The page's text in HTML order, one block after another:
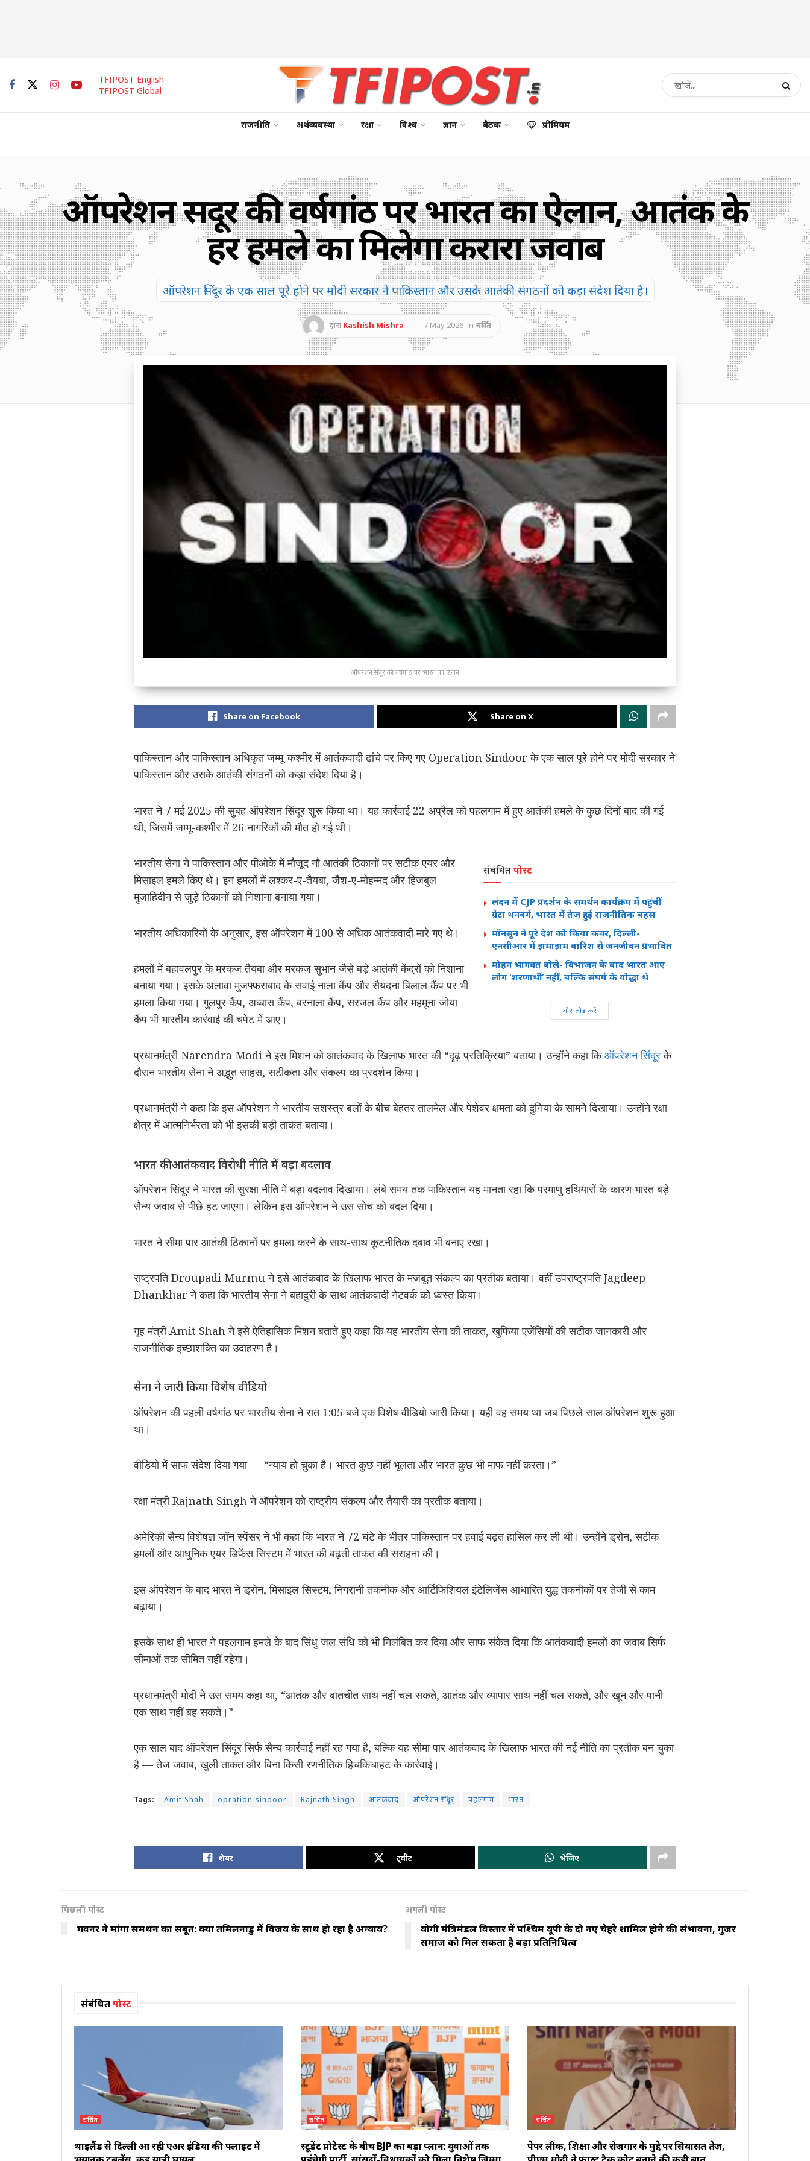
TFIPOST English
TFIPOST Global
राजनीति अर्थव्यवस्था रक्षा विश्व ज्ञान बैठक प्रीमियम
ऑपरेशन सिंदूर की वर्षगांठ पर भारत का ऐलान, आतंक के
हर हमले का मिलेगा करारा जवाब
ऑपरेशन सिंदूर के एक साल पूरे होने पर मोदी सरकार ने पाकिस्तान और उसके आतंकी संगठनों को कड़ा संदेश दिया है।
द्वारा Kashish Mishra 7 May 2026 in चर्चित
ऑपरेशन सिंदूर की वर्षगांठ पर भारत का ऐलान
Share on Facebook Share on X
पाकिस्तान और पाकिस्तान अधिकृत जम्मू-कश्मीर में आतंकवादी ढांचे पर किए गए Operation Sindoor के एक साल पूरे होने पर मोदी सरकार ने
पाकिस्तान और उसके आतंकी संगठनों को कड़ा संदेश दिया है।
भारत ने 7 मई 2025 की सुबह ऑपरेशन सिंदूर शुरू किया था। यह कार्रवाई 22 अप्रैल को पहलगाम में हुए आतंकी हमले के कुछ दिनों बाद की गई
थी, जिसमें जम्मू-कश्मीर में 26 नागरिकों की मौत हो गई थी।
संबंधितपोस्ट
लंदन में CJP प्रदर्शन के समर्थन कार्यक्रम में पहुंचीं
ग्रेटा थनबर्ग, भारत में तेज हुई राजनीतिक बहस
मॉनसून ने पूरे देश को किया कवर, दिल्ली-
एनसीआर में झमाझम बारिश से जनजीवन प्रभावित
मोहन भागवत बोले- विभाजन के बाद भारत आए
लोग ‘शरणार्थी’ नहीं, बल्कि संघर्ष के योद्धा थे
और लोड करें
भारतीय सेना ने पाकिस्तान और पीओके में मौजूद नौ आतंकी ठिकानों पर सटीक एयर और
मिसाइल हमले किए थे। इन हमलों में लश्कर-ए-तैयबा, जैश-ए-मोहम्मद और हिजबुल
मुजाहिदीन से जुड़े ठिकानों को निशाना बनाया गया।
भारतीय अधिकारियों के अनुसार, इस ऑपरेशन में 100 से अधिक आतंकवादी मारे गए थे।
हमलों में बहावलपुर के मरकज तैयबा और मरकज सुभान जैसे बड़े आतंकी केंद्रों को निशाना
बनाया गया। इसके अलावा मुजफ्फराबाद के सवाई नाला कैंप और सैयदना बिलाल कैंप पर भी
हमला किया गया। गुलपुर कैंप, अब्बास कैंप, बरनाला कैंप, सरजल कैंप और महमूना जोया
कैंप भी भारतीय कार्रवाई की चपेट में आए।
प्रधानमंत्री Narendra Modiने इस मिशन को आतंकवाद के खिलाफ भारत की “दृढ़ प्रतिक्रिया” बताया। उन्होंने कहा किऑपरेशन सिंदूरके
दौरान भारतीय सेना ने अद्भुत साहस, सटीकता और संकल्प का प्रदर्शन किया।
प्रधानमंत्री ने कहा कि इस ऑपरेशन ने भारतीय सशस्त्र बलों के बीच बेहतर तालमेल और पेशेवर क्षमता को दुनिया के सामने दिखाया। उन्होंने रक्षा
क्षेत्र में आत्मनिर्भरता को भी इसकी बड़ी ताकत बताया।
भारत की आतंकवाद विरोधी नीति में बड़ा बदलाव
ऑपरेशन सिंदूर ने भारत की सुरक्षा नीति में बड़ा बदलाव दिखाया। लंबे समय तक पाकिस्तान यह मानता रहा कि परमाणु हथियारों के कारण भारत बड़े
सैन्य जवाब से पीछे हट जाएगा। लेकिन इस ऑपरेशन ने उस सोच को बदल दिया।
भारत ने सीमा पार आतंकी ठिकानों पर हमला करने के साथ-साथ कूटनीतिक दबाव भी बनाए रखा।
राष्ट्रपतिDroupadi Murmuने इसे आतंकवाद के खिलाफ भारत के मजबूत संकल्प का प्रतीक बताया। वहीं उपराष्ट्रपतिJagdeep
Dhankhar ने कहा कि भारतीय सेना ने बहादुरी के साथ आतंकवादी नेटवर्क को ध्वस्त किया।
गृह मंत्रीAmit Shahने इसे ऐतिहासिक मिशन बताते हुए कहा कि यह भारतीय सेना की ताकत, खुफिया एजेंसियों की सटीक जानकारी और
राजनीतिक इच्छाशक्ति का उदाहरण है।
सेना ने जारी किया विशेष वीडियो
ऑपरेशन की पहली वर्षगांठ पर भारतीय सेना ने रात 1:05 बजे एक विशेष वीडियो जारी किया। यही वह समय था जब पिछले साल ऑपरेशन शुरू हुआ
था।
वीडियो में साफ संदेश दिया गया — “न्याय हो चुका है। भारत कुछ नहीं भूलता और भारत कुछ भी माफ नहीं करता।”
रक्षा मंत्रीRajnath Singhने ऑपरेशन को राष्ट्रीय संकल्प और तैयारी का प्रतीक बताया।
अमेरिकी सैन्य विशेषज्ञ जॉन स्पेंसर ने भी कहा कि भारत ने 72 घंटे के भीतर पाकिस्तान पर हवाई बढ़त हासिल कर ली थी। उन्होंने ड्रोन, सटीक
हमलों और आधुनिक एयर डिफेंस सिस्टम में भारत की बढ़ती ताकत की सराहना की।
इस ऑपरेशन के बाद भारत ने ड्रोन, मिसाइल सिस्टम, निगरानी तकनीक और आर्टिफिशियल इंटेलिजेंस आधारित युद्ध तकनीकों पर तेजी से काम
बढ़ाया।
इसके साथ ही भारत ने पहलगाम हमले के बाद सिंधु जल संधि को भी निलंबित कर दिया और साफ संकेत दिया कि आतंकवादी हमलों का जवाब सिर्फ
सीमाओं तक सीमित नहीं रहेगा।
प्रधानमंत्री मोदी ने उस समय कहा था, “आतंक और बातचीत साथ नहीं चल सकते, आतंक और व्यापार साथ नहीं चल सकते, और खून और पानी
एक साथ नहीं बह सकते।”
एक साल बाद ऑपरेशन सिंदूर सिर्फ सैन्य कार्रवाई नहीं रह गया है, बल्कि यह सीमा पार आतंकवाद के खिलाफ भारत की नई नीति का प्रतीक बन चुका
है — तेज जवाब, खुली ताकत और बिना किसी रणनीतिक हिचकिचाहट के कार्रवाई।
Tags: Amit Shah opration sindoor Rajnath Singh आतंकवाद ऑपरेशन सिंदूर पहलगाम भारत
शेयर ट्वीट भेजिए
पिछली पोस्ट
गवर्नर ने मांगा समर्थन का सबूत: क्या तमिलनाडु में विजय के साथ हो रहा है अन्याय?
अगली पोस्ट
योगी मंत्रिमंडल विस्तार में पश्चिम यूपी के दो नए चेहरे शामिल होने की संभावना, गुर्जर
समाज को मिल सकता है बड़ा प्रतिनिधित्व
संबंधितपोस्ट
चर्चित
थाइलैंड से दिल्ली आ रही एअर इंडिया की फ्लाइट में
चर्चित
स्टूडेंट प्रोटेस्ट के बीच BJP का बड़ा प्लान: युवाओं तक
चर्चित
पेपर लीक, शिक्षा और रोजगार के मुद्दे पर सियासत तेज,